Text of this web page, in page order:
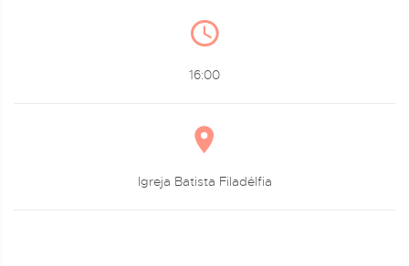
16:00
Igreja Batista Filadélfia